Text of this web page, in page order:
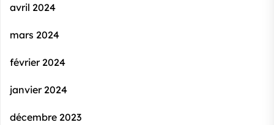
avril 2024
mars 2024
février 2024
janvier 2024
décembre 2023